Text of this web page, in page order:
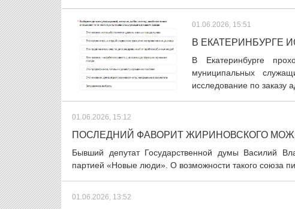
01.06.2026, 15:51
В ЕКАТЕРИНБУРГЕ
В Екатеринбурге
муниципальных
исследование по заказу
01.06.2026, 15:12
ПОСЛЕДНИЙ ФАВОРИТ ЖИРИНОВСКОГО
Бывший депутат Государственной думы Василий
партией «Новые люди». О возможности такого союза
01.06.2026, 13:52